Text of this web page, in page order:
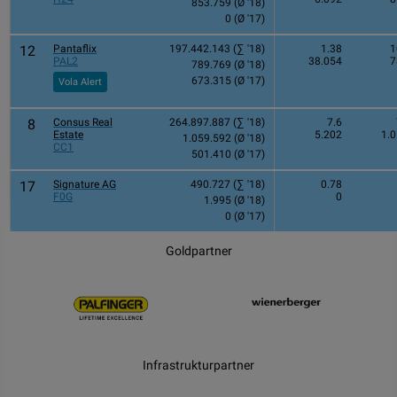
853.759 (Ø '18)
0 (Ø '17)
12
Pantaflix
PAL2
Vola Alert
197.442.143 (∑ '18)
789.769 (Ø '18)
673.315 (Ø '17)
1.38
38.054
8
Consus Real
Estate
CC1
264.897.887 (∑ '18)
1.059.592 (Ø '18)
501.410 (Ø '17)
7.6
5.202
17
Signature AG
F0G
490.727 (∑ '18)
1.995 (Ø '18)
0 (Ø '17)
0.78
0
Goldpartner
Infrastrukturpartner